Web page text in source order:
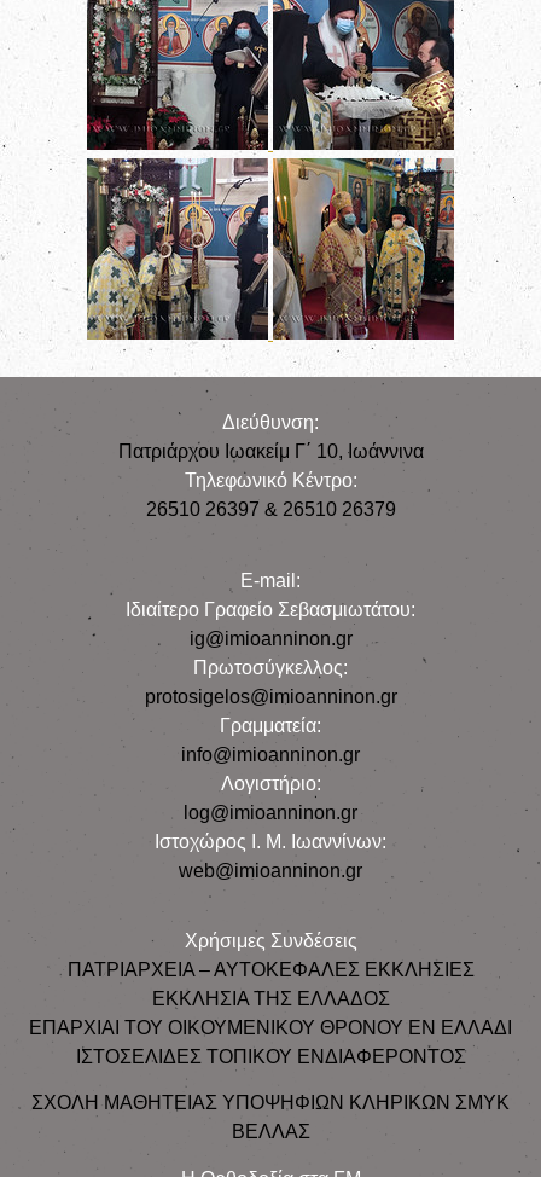
Διεύθυνση:
Πατριάρχου Ιωακείμ Γ΄ 10, Iωάννινα
Τηλεφωνικό Κέντρο:
26510 26397 & 26510 26379
E-mail:
Iδιαίτερο Γραφείο Σεβασμιωτάτου:
ig@imioanninon.gr
Πρωτοσύγκελλος:
protosigelos@imioanninon.gr
Γραμματεία:
info@imioanninon.gr
Λογιστήριο:
log@imioanninon.gr
Ιστοχώρος Ι. Μ. Ιωαννίνων:
web@imioanninon.gr
Χρήσιμες Συνδέσεις
ΠΑΤΡΙΑΡΧΕΙΑ – ΑΥΤΟΚΕΦΑΛΕΣ ΕΚΚΛΗΣΙΕΣ
ΕΚΚΛΗΣΙΑ ΤΗΣ ΕΛΛΑΔΟΣ
ΕΠΑΡΧΙΑΙ ΤΟΥ ΟΙΚΟΥΜΕΝΙΚΟΥ ΘΡΟΝΟΥ ΕΝ ΕΛΛΑΔΙ
ΙΣΤΟΣΕΛΙΔΕΣ ΤΟΠΙΚΟΥ ΕΝΔΙΑΦΕΡΟΝΤΟΣ
ΣΧΟΛΗ ΜΑΘΗΤΕΙΑΣ ΥΠΟΨΗΦΙΩΝ ΚΛΗΡΙΚΩΝ ΣΜΥΚ
ΒΕΛΛΑΣ